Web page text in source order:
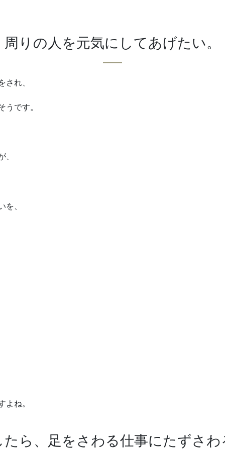
周りの人を元気にしてあげたい。
され、
うです。
、
を、
よね。
たら、足をさわる仕事にたずさわ